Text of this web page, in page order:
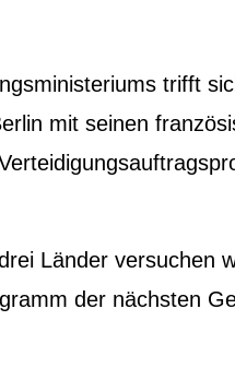
trifft
mit seinen
Länder versuchen
der nächsten